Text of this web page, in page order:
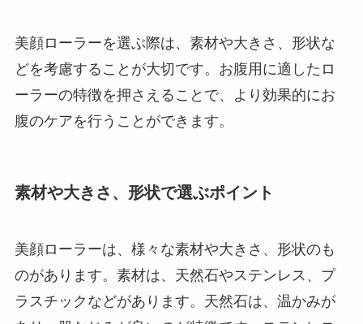
美顔ローラーを選ぶ際は、素材や大きさ、形状な
どを考慮することが大切です。お腹用に適したロ
ーラーの特徴を押さえることで、より効果的にお
腹のケアを行うことができます。
素材や大きさ、形状で選ぶポイント
美顔ローラーは、様々な素材や大きさ、形状のも
のがあります。素材は、天然石やステンレス、プ
ラスチックなどがあります。天然石は、温かみが